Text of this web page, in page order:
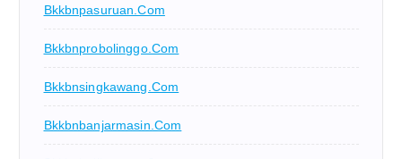
Bkkbnpasuruan.com
Bkkbnprobolinggo.com
Bkkbnsingkawang.com
Bkkbnbanjarmasin.com